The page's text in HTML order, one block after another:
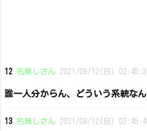
12 名無しさん 2021/09/12(日)
誰一人分からん、どういう系統な
13 名無しさん 2021/09/12(日)